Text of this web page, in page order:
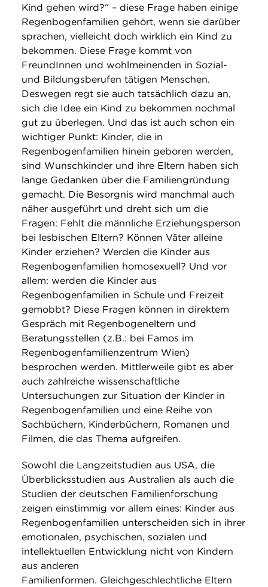
Kind gehen wird?“ – diese Frage haben einige
Regenbogenfamilien gehört, wenn sie darüber
sprachen, vielleicht doch wirklich ein Kind zu
bekommen. Diese Frage kommt von
FreundInnen und wohlmeinenden in Sozial-
und Bildungsberufen tätigen Menschen.
Deswegen regt sie auch tatsächlich dazu an,
sich die Idee ein Kind zu bekommen nochmal
gut zu überlegen. Und das ist auch schon ein
wichtiger Punkt: Kinder, die in
Regenbogenfamilien hinein geboren werden,
sind Wunschkinder und ihre Eltern haben sich
lange Gedanken über die Familiengründung
gemacht. Die Besorgnis wird manchmal auch
näher ausgeführt und dreht sich um die
Fragen: Fehlt die männliche Erziehungsperson
bei lesbischen Eltern? Können Väter alleine
Kinder erziehen? Werden die Kinder aus
Regenbogenfamilien homosexuell? Und vor
allem: werden die Kinder aus
Regenbogenfamilien in Schule und Freizeit
gemobbt? Diese Fragen können in direktem
Gespräch mit Regenbogeneltern und
Beratungsstellen (z.B.: bei Famos im
Regenbogenfamilienzentrum Wien)
besprochen werden. Mittlerweile gibt es aber
auch zahlreiche wissenschaftliche
Untersuchungen zur Situation der Kinder in
Regenbogenfamilien und eine Reihe von
Sachbüchern, Kinderbüchern, Romanen und
Filmen, die das Thema aufgreifen.
Sowohl die Langzeitstudien aus USA, die
Überblicksstudien aus Australien als auch die
Studien der deutschen Familienforschung
zeigen einstimmig vor allem eines: Kinder aus
Regenbogenfamilien unterscheiden sich in ihrer
emotionalen, psychischen, sozialen und
intellektuellen Entwicklung nicht von Kindern
aus anderen
Familienformen. Gleichgeschlechtliche Eltern